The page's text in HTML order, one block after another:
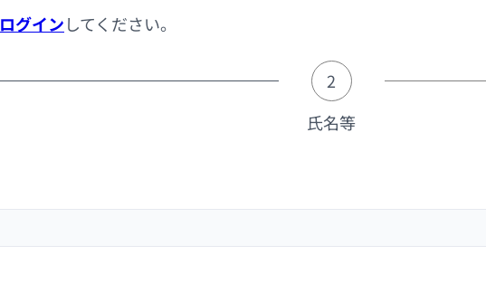
ログインしてください。
2
氏名等